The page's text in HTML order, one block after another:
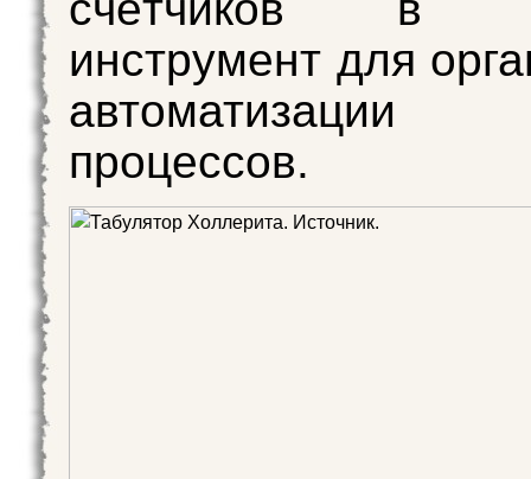
инструмент для
автоматизации
процессов.